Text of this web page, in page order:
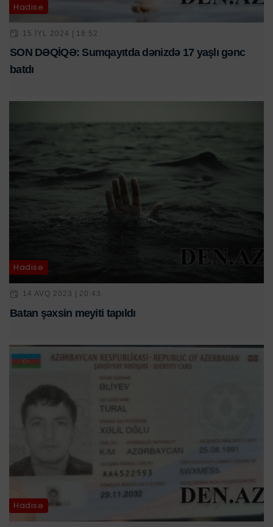
Hadisə
15 IYL 2024 | 18:52
SON DƏQİQƏ: Sumqayıtda dənizdə 17 yaşlı gənc
batdı
Hadisə
14 AVQ 2023 | 20:43
Batan şəxsin meyiti tapıldı
Hadisə